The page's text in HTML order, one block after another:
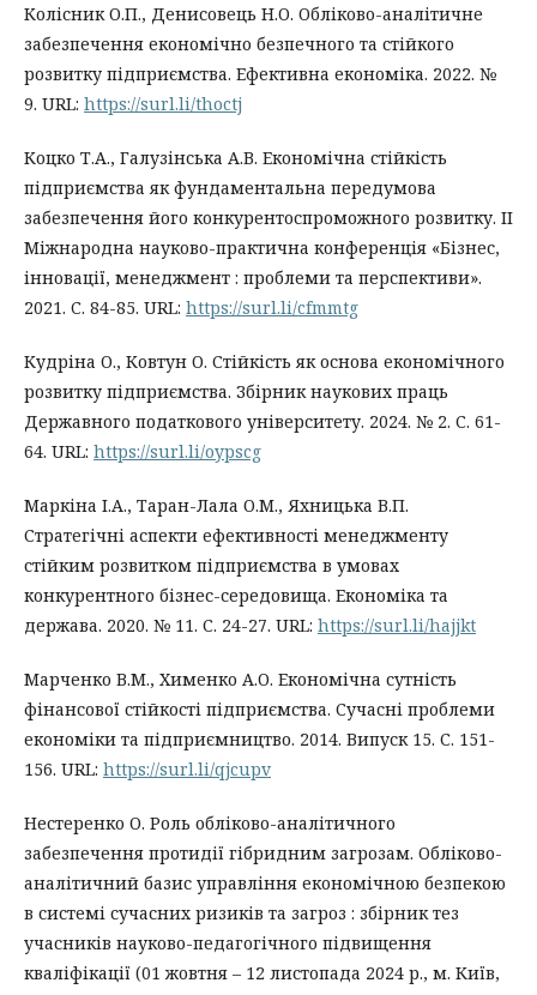
Колісник О.П., Денисовець Н.О. Обліково-аналітичне
забезпечення економічно безпечного та стійкого
розвитку підприємства. Ефективна економіка. 2022. №
9. URL: https://surl.li/thoctj
Коцко Т.А., Галузінська А.В. Економічна стійкість
підприємства як фундаментальна передумова
забезпечення його конкурентоспроможного розвитку. ІІ
Міжнародна науково-практична конференція «Бізнес,
інновації, менеджмент : проблеми та перспективи».
2021. C. 84-85. URL: https://surl.li/cfmmtg
Кудріна О., Ковтун О. Стійкість як основа економічного
розвитку підприємства. Збірник наукових праць
Державного податкового університету. 2024. № 2. С. 61-
64. URL: https://surl.li/oypscg
Маркіна І.А., Таран-Лала О.М., Яхницька В.П.
Стратегічні аспекти ефективності менеджменту
стійким розвитком підприємства в умовах
конкурентного бізнес-середовища. Економіка та
держава. 2020. № 11. С. 24-27. URL: https://surl.li/hajjkt
Марченко В.М., Хименко А.О. Економічна сутність
фінансової стійкості підприємства. Сучасні проблеми
економіки та підприємництво. 2014. Випуск 15. С. 151-
156. URL: https://surl.li/qjcupv
Нестеренко О. Роль обліково-аналітичного
забезпечення протидії гібридним загрозам. Обліково-
аналітичний базис управління економічною безпекою
в системі сучасних ризиків та загроз : збірник тез
учасників науково-педагогічного підвищення
кваліфікації (01 жовтня – 12 листопада 2024 р., м. Київ,